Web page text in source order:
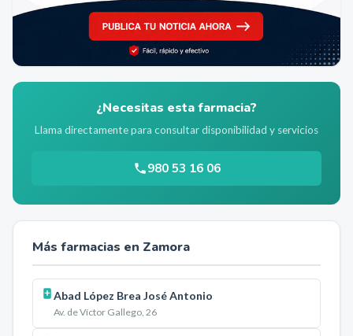
¿Necesitas esta farmacia?
Llama directamente para consultar disponibilidad y servicios
980 53 16 06
Más farmacias en Zamora
Abad López Brea José Antonio
Av. de Víctor Gallego, 26